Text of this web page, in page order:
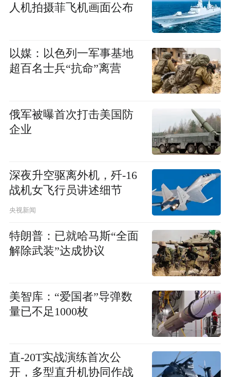
人机拍摄菲飞机画面公布
以媒：以色列一军事基地
超百名士兵“抗命”离营
俄军被曝首次打击美国防
企业
深夜升空驱离外机，歼-16
战机女飞行员讲述细节
央视新闻
特朗普：已就哈马斯“全面
解除武装”达成协议
美智库：“爱国者”导弹数
量已不足1000枚
直-20T实战演练首次公
开，多型直升机协同作战